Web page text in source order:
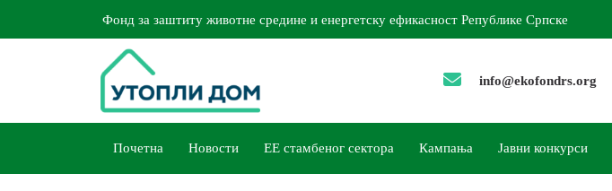
Фонд за заштиту животне средине и енергетску ефикасност Републике Српске
info@ekofondrs.org
Почетна Новости ЕЕ стамбеног сектора Кампања Јавни конкурси